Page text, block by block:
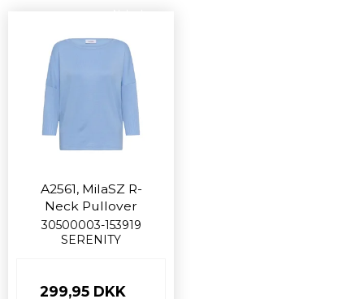
A2561, MilaSZ R-
Neck Pullover
30500003-153919
SERENITY
299,95 DKK